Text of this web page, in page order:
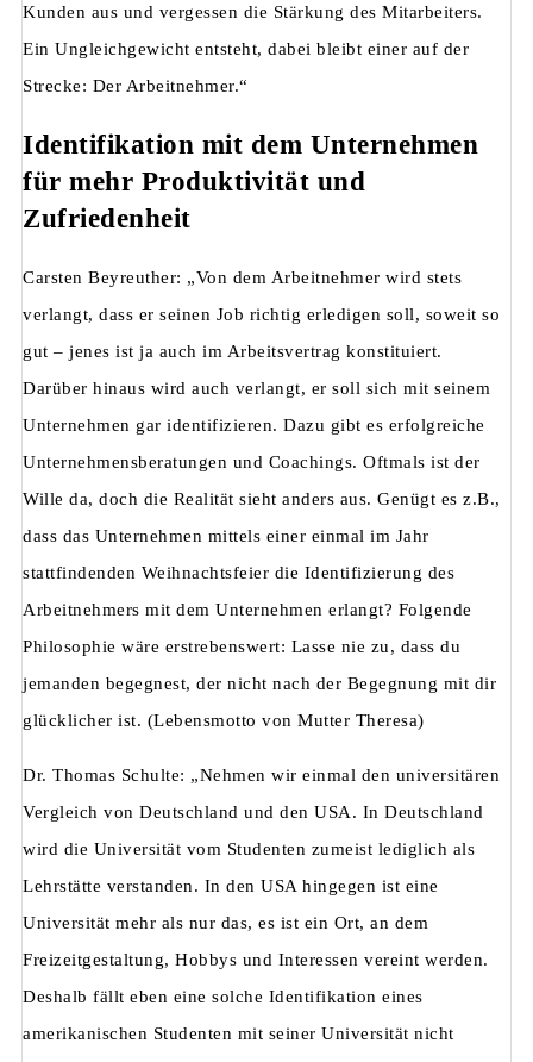
Kunden aus und vergessen die Stärkung des Mitarbeiters.
Ein Ungleichgewicht entsteht, dabei bleibt einer auf der
Strecke: Der Arbeitnehmer.“
Identifikation mit dem Unternehmen
für mehr Produktivität und
Zufriedenheit
Carsten Beyreuther: „Von dem Arbeitnehmer wird stets
verlangt, dass er seinen Job richtig erledigen soll, soweit so
gut – jenes ist ja auch im Arbeitsvertrag konstituiert.
Darüber hinaus wird auch verlangt, er soll sich mit seinem
Unternehmen gar identifizieren. Dazu gibt es erfolgreiche
Unternehmensberatungen und Coachings. Oftmals ist der
Wille da, doch die Realität sieht anders aus. Genügt es z.B.,
dass das Unternehmen mittels einer einmal im Jahr
stattfindenden Weihnachtsfeier die Identifizierung des
Arbeitnehmers mit dem Unternehmen erlangt? Folgende
Philosophie wäre erstrebenswert: Lasse nie zu, dass du
jemanden begegnest, der nicht nach der Begegnung mit dir
glücklicher ist. (Lebensmotto von Mutter Theresa)
Dr. Thomas Schulte: „Nehmen wir einmal den universitären
Vergleich von Deutschland und den USA. In Deutschland
wird die Universität vom Studenten zumeist lediglich als
Lehrstätte verstanden. In den USA hingegen ist eine
Universität mehr als nur das, es ist ein Ort, an dem
Freizeitgestaltung, Hobbys und Interessen vereint werden.
Deshalb fällt eben eine solche Identifikation eines
amerikanischen Studenten mit seiner Universität nicht